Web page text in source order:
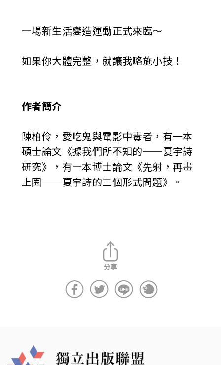
一場新生活變造運動正式來臨～
如果你大體完整，就讓我略施小技！
作者簡介
陳柏伶，愛吃鬼與電影中毒者，有一本
碩士論文《據我們所不知的──夏宇詩
研究》，有一本博士論文《先射，再畫
上圈──夏宇詩的三個形式問題》。